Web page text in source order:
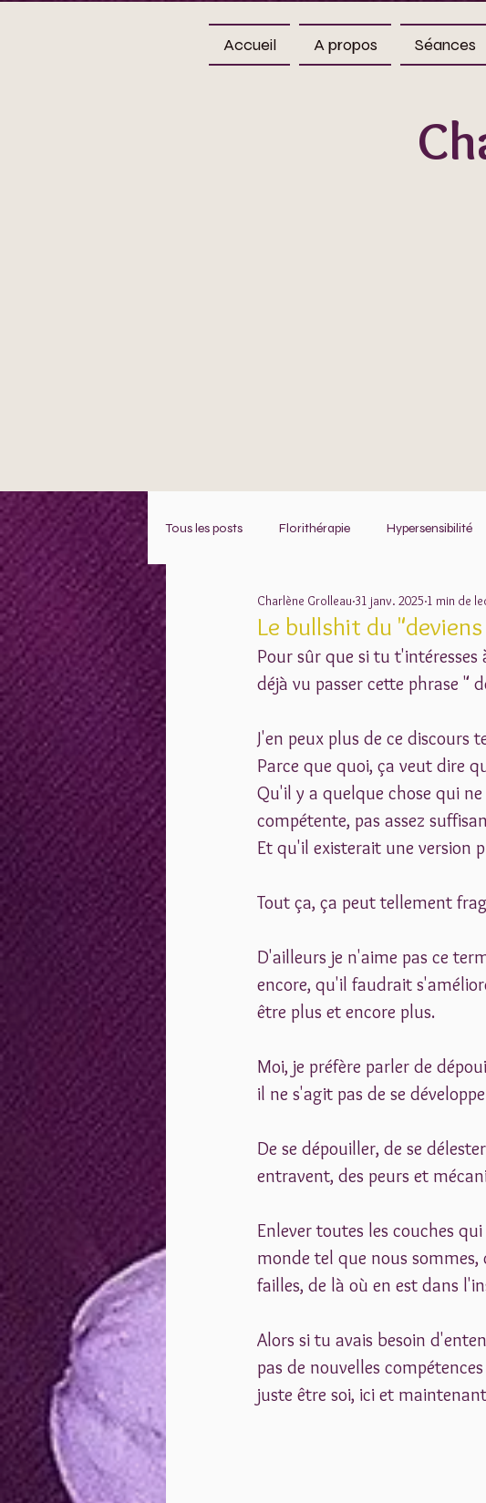
Accueil A propos Séances
Tous les posts Florithérapie Hypersensibilité
Le bullshit du
Charlène Grolleau 31 janv. 2025 1 min de
Pour sûr que si tu
déjà vu passer cette phrase "
J'en peux plus de ce
Parce que quoi, ça veut dire
Qu'il y a quelque chose qui ne
compétente, pas assez
Et qu'il existerait une version
Tout ça, ça peut tellement
D'ailleurs je n'aime pas ce
encore, qu'il faudrait
être plus et encore plus.
Moi, je préfère parler de
il ne s'agit pas de se
De se dépouiller, de se
entravent, des peurs et
Enlever toutes les couches
monde tel que nous
failles, de là où en est dans
Alors si tu avais besoin
pas de nouvelles
juste être soi, ici et